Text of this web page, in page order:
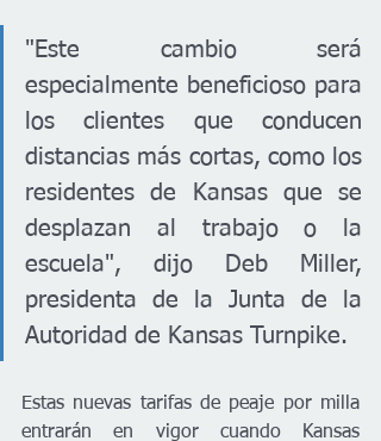
"Este cambio será
especialmente beneficioso para
los clientes que conducen
distancias más cortas, como los
residentes de Kansas que se
desplazan al trabajo o la
escuela", dijo Deb Miller,
presidenta de la Junta de la
Autoridad de Kansas Turnpike.
Estas nuevas tarifas de peaje por milla
entrarán en vigor cuando Kansas